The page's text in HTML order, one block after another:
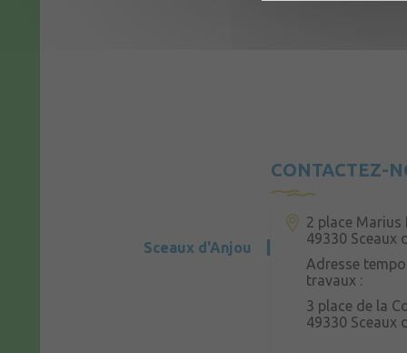
CONTACTEZ-
Sceaux d'Anjou
2 place Marius
49330 Sceaux
Adresse
travaux :
3 place de la
49330 Sceaux